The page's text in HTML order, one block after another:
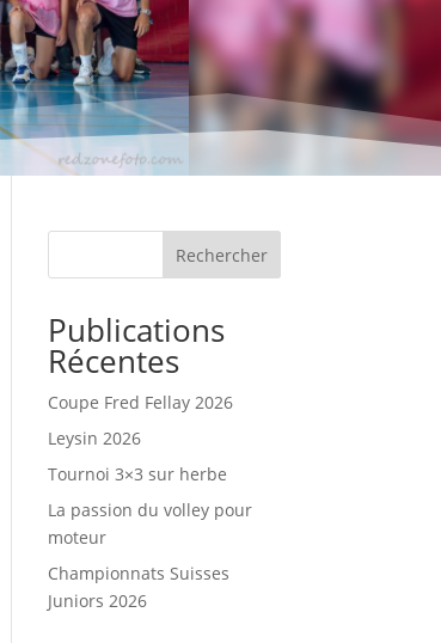
Rechercher
Publications
Récentes
Coupe Fred Fellay 2026
Leysin 2026
Tournoi 3×3 sur herbe
La passion du volley pour
moteur
Championnats Suisses
Juniors 2026